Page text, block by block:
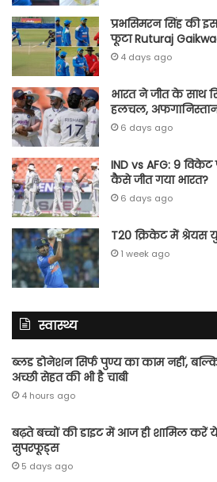
प्रभसिमरन सिंह की
फूटा Ruturaj
4 days ago
भारत ने जीत के साथ
हलचल, अफगानिस्तान
6 days ago
IND vs AFG: 9
कैसे जीत गया भारत?
6 days ago
T20 क्रिकेट में
1 week ago
स्वास्थ्य
ब्लड डोनेशन सिर्फ पुण्य का काम नहीं,
अच्छी सेहत की भी है चाबी
4 hours ago
बढ़ते बच्चों की डाइट में आज ही शामिल करें ये
सुपरफूड्स
5 days ago